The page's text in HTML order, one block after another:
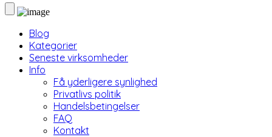
Blog
Kategorier
Seneste virksomheder
Info
Få yderligere synlighed
Privatlivs politik
Handelsbetingelser
FAQ
Kontakt